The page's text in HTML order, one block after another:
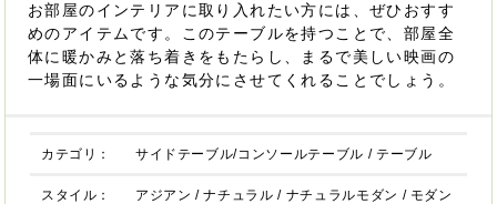
お部屋のインテリアに取り入れたい方には、ぜひおすす
めのアイテムです。このテーブルを持つことで、部屋全
体に暖かみと落ち着きをもたらし、まるで美しい映画の
一場面にいるような気分にさせてくれることでしょう。
カテゴリ： サイドテーブル/コンソールテーブル / テーブル
スタイル： アジアン /ナチュラル / ナチュラルモダン / モダン